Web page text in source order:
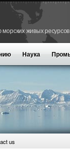
живых
Наука
us